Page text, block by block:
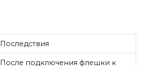
Последствия
После подключения флешки к